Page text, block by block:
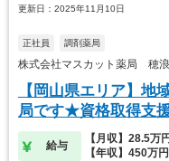
更新日：2025年11月10日
正社員 調剤薬局
株式会社マスカット薬局 穂
【岡山県エリア】地
局です★資格取得支
給与
【月収】28.5万
【年収】450万